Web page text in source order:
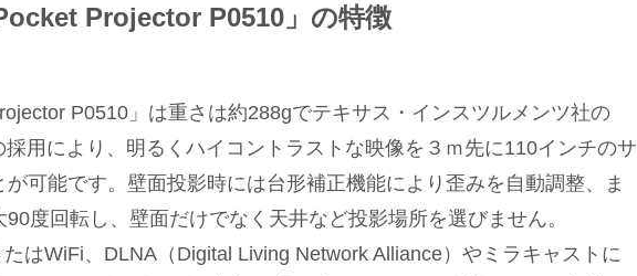
Projector P0510」の特徴
P0510」は重さは約288gでテキサス・インスツルメンツ社の
用により、明るくハイコントラストな映像を３ｍ先に110インチのサ
が可能です。壁面投影時には台形補正機能により歪みを自動調整、ま
度回転し、壁面だけでなく天井など投影場所を選びません。
はWiFi、DLNA（Digital Living Network Alliance）やミラキャストに